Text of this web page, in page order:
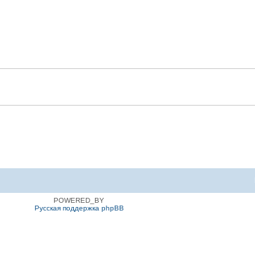
POWERED_BY
Русская поддержка phpBB